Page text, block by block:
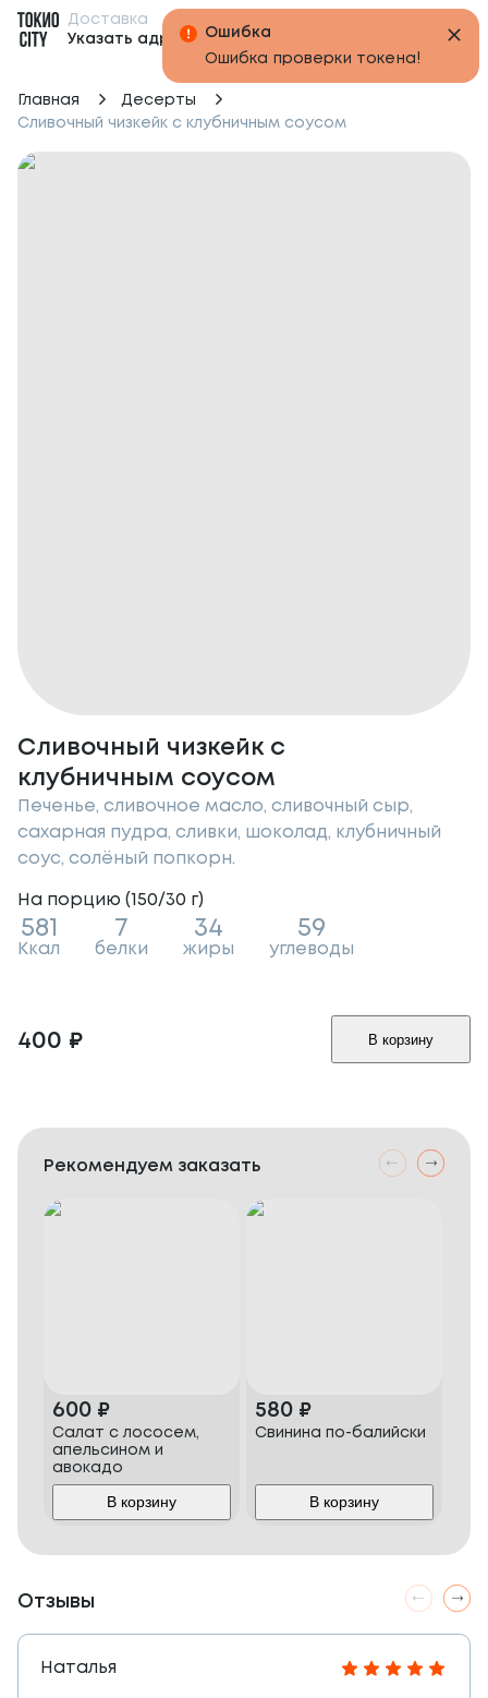
Доставка
Указать адрес
Главная
Десерты
Сливочный чизкейк с клубничным соусом
Сливочный чизкейк с
клубничным соусом
Печенье, сливочное масло, сливочный сыр,
сахарная пудра, сливки, шоколад, клубничный
соус, солёный попкорн.
На порцию (150/30 г)
581
Ккал
7
белки
34
жиры
59
углеводы
400 ₽ В корзину
Рекомендуем заказать
600 ₽
Салат с лососем,
апельсином и
авокадо
В корзину
580 ₽
Свинина по-балийски
В корзину
Отзывы
Наталья